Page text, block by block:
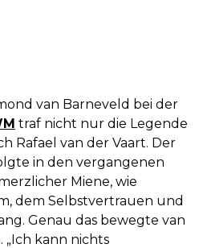
van Barneveld bei der
traf nicht nur die Legende
Rafael van der Vaart. Der
in den vergangenen
Miene, wie
dem Selbstvertrauen und
Genau das bewegte van
„Ich kann nichts